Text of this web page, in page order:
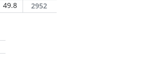
49.8 2952